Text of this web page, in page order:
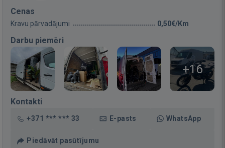
Cenas
Kravu pārvadājumi 0,50€/Km
Darbu piemēri
+16
Kontakti
+371 *** *** 33 E-pasts WhatsApp
Piedāvāt pasūtījumu